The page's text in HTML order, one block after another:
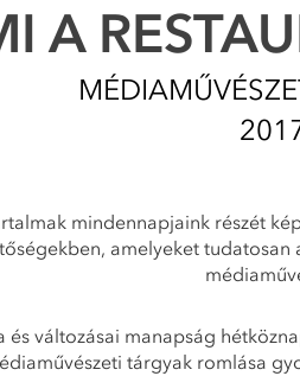
A
mindennapjaink részét
amelyeket
változásai manapság
tárgyak romlása